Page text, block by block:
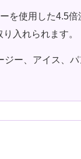
を使用した4.5
入れられます。
ー、アイス、